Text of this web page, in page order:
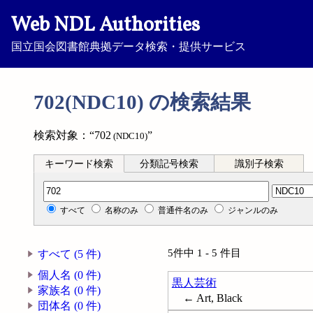
Web NDL Authorities
国立国会図書館典拠データ検索・提供サービス
702(NDC10) の検索結果
検索対象：“702 (NDC10)”
キーワード検索 分類記号検索 識別子検索
分類記号検索
すべて 名称のみ 普通件名のみ ジャンルのみ
すべて (5 件)
個人名 (0 件)
家族名 (0 件)
団体名 (0 件)
5件中 1 - 5 件目
黒人芸術
← Art, Black